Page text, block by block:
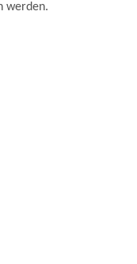
werden.